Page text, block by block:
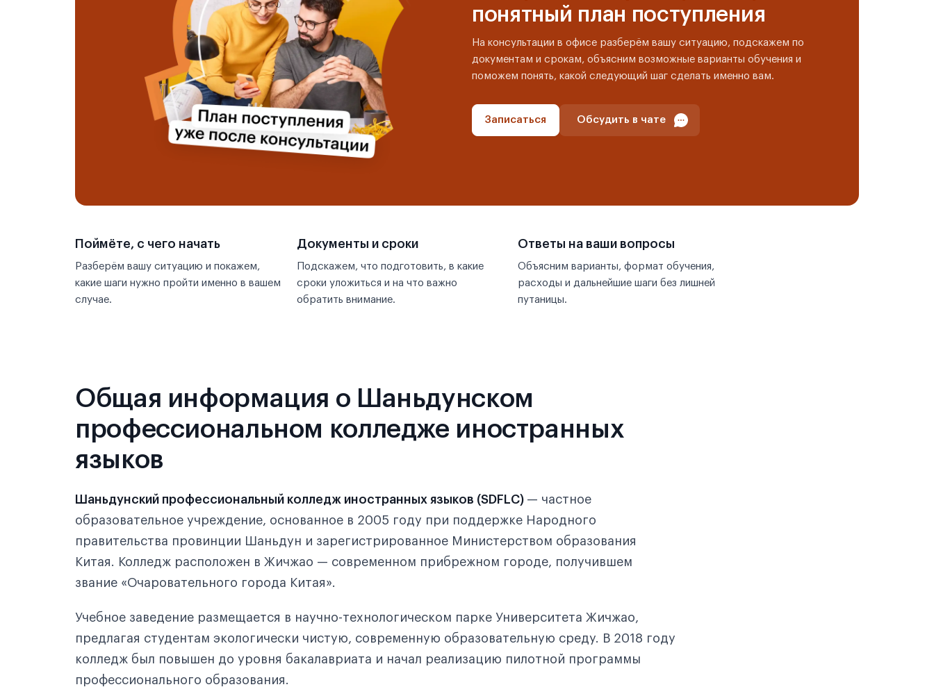
понятный план поступления
На консультации в офисе разберём вашу ситуацию, подскажем по
документам и срокам, объясним возможные варианты обучения и
поможем понять, какой следующий шаг сделать именно вам.
Записаться Обсудить в чате
Поймёте, с чего начать
Разберём вашу ситуацию и покажем,
какие шаги нужно пройти именно в вашем
случае.
Документы и сроки
Подскажем, что подготовить, в какие
сроки уложиться и на что важно
обратить внимание.
Ответы на ваши вопросы
Объясним варианты, формат обучения,
расходы и дальнейшие шаги без лишней
путаницы.
Общая информация о Шаньдунском
профессиональном колледже иностранных
языков
Шаньдунский профессиональный колледж иностранных языков (SDFLC) — частное
образовательное учреждение, основанное в 2005 году при поддержке Народного
правительства провинции Шаньдун и зарегистрированное Министерством образования
Китая. Колледж расположен в Жичжао — современном прибрежном городе, получившем
звание «Очаровательного города Китая».
Учебное заведение размещается в научно-технологическом парке Университета Жичжао,
предлагая студентам экологически чистую, современную образовательную среду. В 2018 году
колледж был повышен до уровня бакалавриата и начал реализацию пилотной программы
профессионального образования.